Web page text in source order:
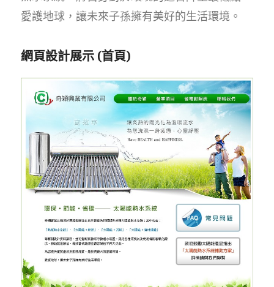
愛護地球，讓未來子孫擁有美好的生活環境。
網頁設計展示 (首頁)